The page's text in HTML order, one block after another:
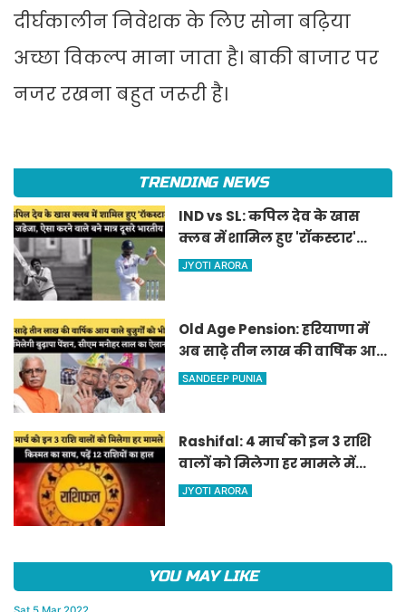
दीर्घकालीन निवेशक के लिए सोना बढ़िया
अच्छा विकल्प माना जाता है। बाकी बाजार पर
नजर रखना बहुत जरूरी है।
TRENDING NEWS
IND vs SL: कपिल देव के खास
क्लब में शामिल हुए 'रॉकस्टार'
जडेजा, ऐसा करने वाले बने मात्र
JYOTI ARORA
Old Age Pension: हरियाणा में
अब साढ़े तीन लाख की वार्षिक आय
वाले बुजुर्गों को भी मिलेगी बुढ़ापा
SANDEEP PUNIA
Rashifal: 4 मार्च को इन 3 राशि
वालों को मिलेगा हर मामले में
किस्मत का साथ, पढ़ें 12 राशियों का
JYOTI ARORA
YOU MAY LIKE